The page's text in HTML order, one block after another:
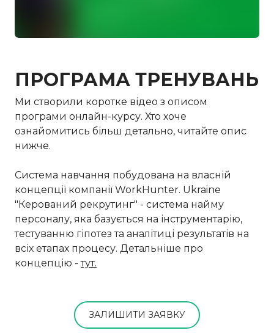
ПРОГРАМА ТРЕНУВАНЬ
Ми створили коротке відео з описом
програми онлайн-курсу. Хто хоче
ознайомитись більш детально, читайте опис
нижче.
Система навчання побудована на власній
концепції компанії WorkHunter. Ukraine
"Керований рекрутинг" - система найму
персоналу, яка базується на інструментарію,
тестуванню гіпотез та аналітиці результатів на
всіх етапах процесу. Детальніше про
концепцію -тут.
ЗАЛИШИТИ ЗАЯВКУ